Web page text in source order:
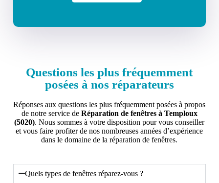
Questions les plus fréquemment
posées à nos réparateurs
Réponses aux questions les plus fréquemment posées à propos
de notre service de Réparation de fenêtres à Temploux
(5020). Nous sommes à votre disposition pour vous conseiller
et vous faire profiter de nos nombreuses années d’expérience
dans le domaine de la réparation de fenêtres.
Quels types de fenêtres réparez-vous ?